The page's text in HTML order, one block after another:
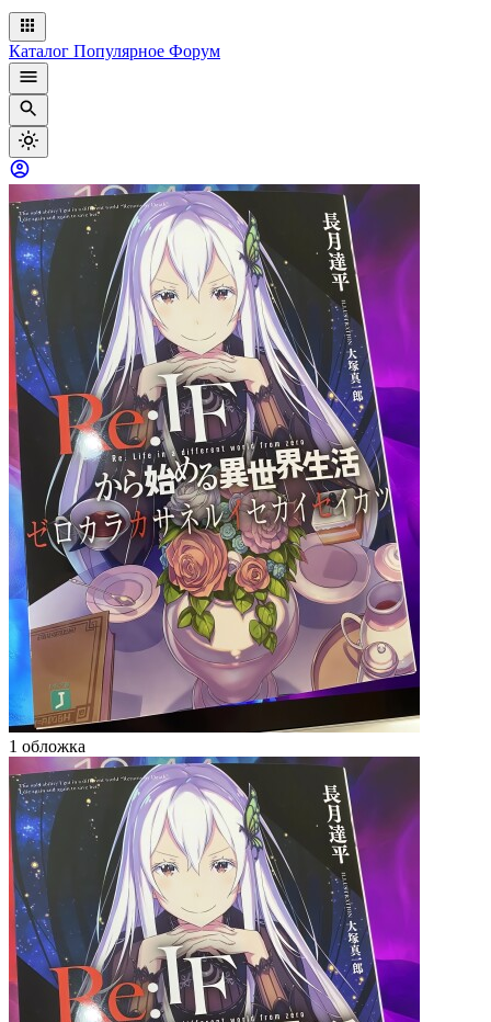
Каталог Популярное Форум
1 обложка